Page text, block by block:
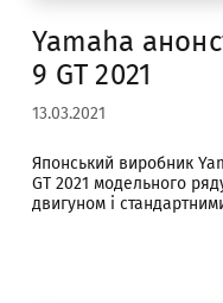
Yamaha
9 GT 2021
13.03.2021
Японський виробник
GT 2021 модельного
двигуном і